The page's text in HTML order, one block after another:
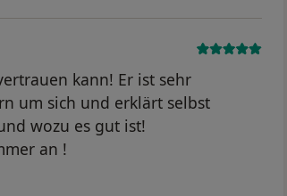
kann! Er ist sehr
um sich und erklärt selbst
wozu es gut ist!
an !